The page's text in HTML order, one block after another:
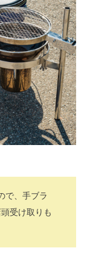
で、手ブラ
受け取りも